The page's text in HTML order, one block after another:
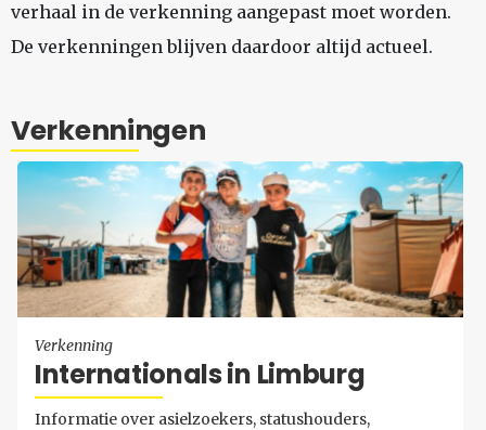
verhaal in de verkenning aangepast moet worden.
De verkenningen blijven daardoor altijd actueel.
Verkenningen
Verkenning
In­ter­na­ti­o­nals in Lim­burg
Informatie over asielzoekers, statushouders,